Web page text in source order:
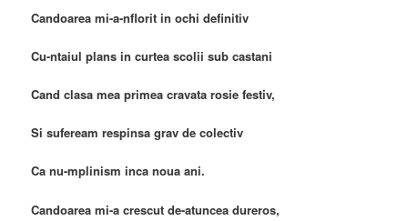
Candoarea mi-a-nflorit in ochi definitiv
Cu-ntaiul plans in curtea scolii sub castani
Cand clasa mea primea cravata rosie festiv,
Si sufeream respinsa grav de colectiv
Ca nu-mplinism inca noua ani.
Candoarea mi-a crescut de-atuncea dureros,